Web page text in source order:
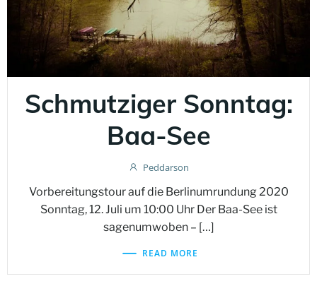
Schmutziger Sonntag:
Baa-See
Peddarson
Vorbereitungstour auf die Berlinumrundung 2020
Sonntag, 12. Juli um 10:00 Uhr Der Baa-See ist
sagenumwoben – […]
READ MORE